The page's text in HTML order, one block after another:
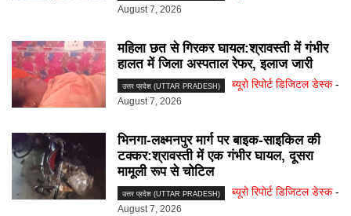
August 7, 2026
महिला छत से गिरकर घायल:श्रावस्ती में गंभीर
हालत में जिला अस्पताल रेफर, इलाज जारी
उत्तर प्रदेश (UTTAR PRADESH) ब्यूरो रिपोर्ट डिजिटल डेस्क -
August 7, 2026
भिनगा-लक्ष्मनपुर मार्ग पर बाइक-साइकिल की
टक्कर:श्रावस्ती में एक गंभीर घायल, दूसरा
मामूली रूप से चोटिल
उत्तर प्रदेश (UTTAR PRADESH) ब्यूरो रिपोर्ट डिजिटल डेस्क -
August 7, 2026